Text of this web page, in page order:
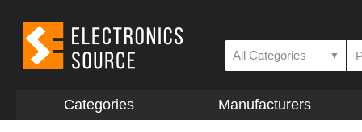
All Categories ▼
Categories Manufacturers